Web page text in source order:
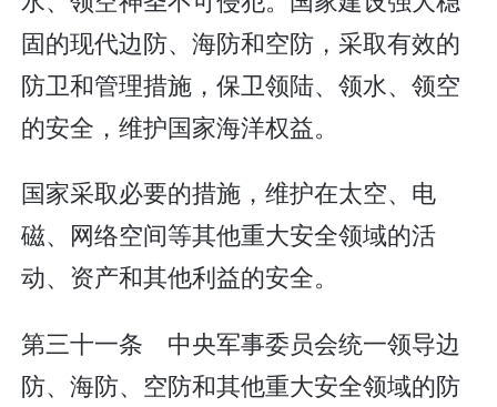
固的现代边防、海防和空防，采取有效的
防卫和管理措施，保卫领陆、领水、领空
的安全，维护国家海洋权益。
国家采取必要的措施，维护在太空、电
磁、网络空间等其他重大安全领域的活
动、资产和其他利益的安全。
第三十一条 中央军事委员会统一领导边
防、海防、空防和其他重大安全领域的防